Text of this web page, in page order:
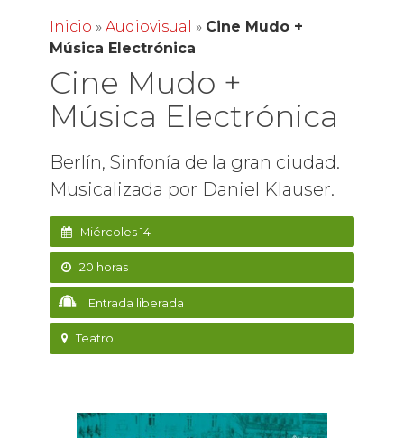
Inicio » Audiovisual » Cine Mudo +
Música Electrónica
Cine Mudo +
Música Electrónica
Berlín, Sinfonía de la gran ciudad.
Musicalizada por Daniel Klauser.
Miércoles 14
20 horas
Entrada liberada
Teatro